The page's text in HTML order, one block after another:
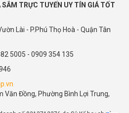
SẮM TRỰC TUYẾN UY TÍN GIÁ TỐT
Lài - P.Phú Thọ Hoà - Quận Tân
5005 - 0909 354 135
Văn Đồng, Phường Bình Lợi Trung,